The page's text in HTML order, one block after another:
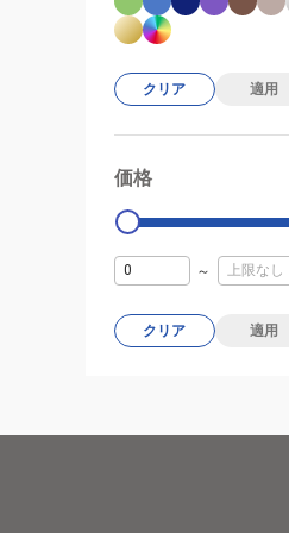
クリア 適用
価格
0
～
クリア 適用